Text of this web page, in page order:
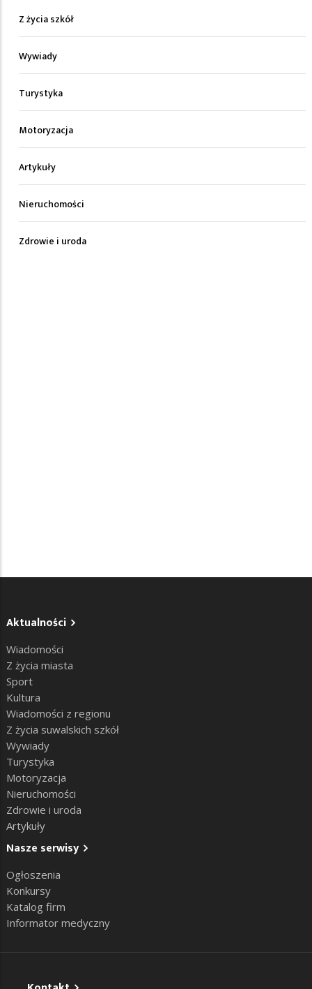
Z życia szkół
Wywiady
Turystyka
Motoryzacja
Artykuły
Nieruchomości
Zdrowie i uroda
Aktualności
Wiadomości
Z życia miasta
Sport
Kultura
Wiadomości z regionu
Z życia suwalskich szkół
Wywiady
Turystyka
Motoryzacja
Nieruchomości
Zdrowie i uroda
Artykuły
Nasze serwisy
Ogłoszenia
Konkursy
Katalog firm
Informator medyczny